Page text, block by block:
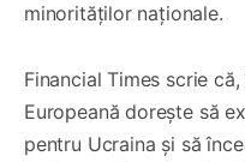
minorităţilor naţionale.
Financial Times scrie
Europeană dorește să
pentru Ucraina și să